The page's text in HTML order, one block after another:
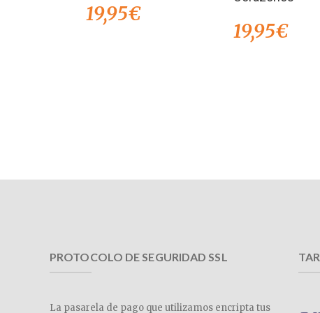
19,95€
19,95€
PROTOCOLO DE SEGURIDAD SSL
La pasarela de pago que utilizamos encripta tus